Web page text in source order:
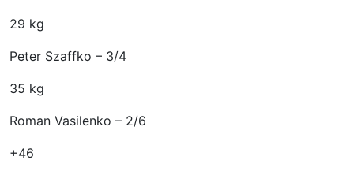
29 kg
Peter Szaffko – 3/4
35 kg
Roman Vasilenko – 2/6
+46